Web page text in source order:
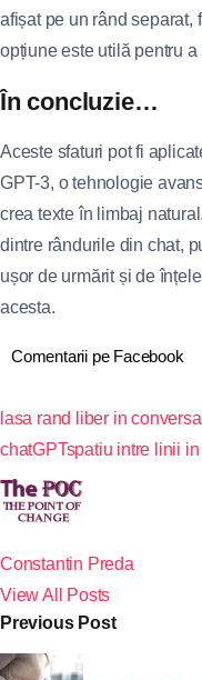
afișat pe un rând separat,
opțiune este utilă pentru
În concluzie…
Aceste sfaturi pot fi
GPT-3, o tehnologie
crea texte în limbaj
dintre rândurile din chat,
ușor de urmărit și de
acesta.
Comentarii pe Facebook
lasa rand liber in
chatGPTspatiu intre linii
Constantin Preda
View All Posts
Previous Post